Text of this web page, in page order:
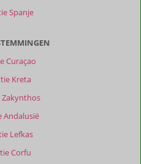
Spanje
Curaçao
Kreta
Zakynthos
Andalusië
Lefkas
Corfu